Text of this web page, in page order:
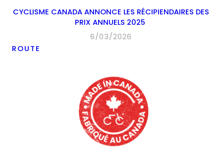
CYCLISME CANADA ANNONCE LES RÉCIPIENDAIRES DES
PRIX ANNUELS 2025
6/03/2026
ROUTE